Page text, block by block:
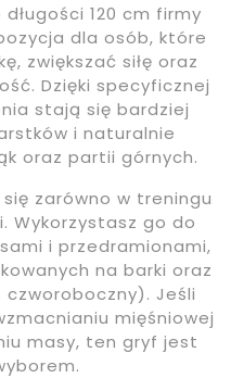
120 cm firmy
dla osób, które
zwiększać siłę oraz
Dzięki specyficznej
stają się bardziej
i naturalnie
oraz partii górnych.
zarówno w treningu
Wykorzystasz go do
i przedramionami,
na barki oraz
Jeśli
mięśniowej
masy, ten gryf jest